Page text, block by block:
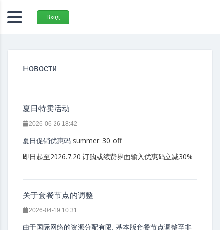
Вход
Новости
夏日特卖活动
2026-06-26 18:42
夏日促销优惠码 summer_30_off
即日起至2026.7.20 订购或续费界面输入优惠码立减30%.
关于套餐节点的调整
2026-04-19 10:31
由于国际网络的资源分配有限, 基本版套餐节点调整至非